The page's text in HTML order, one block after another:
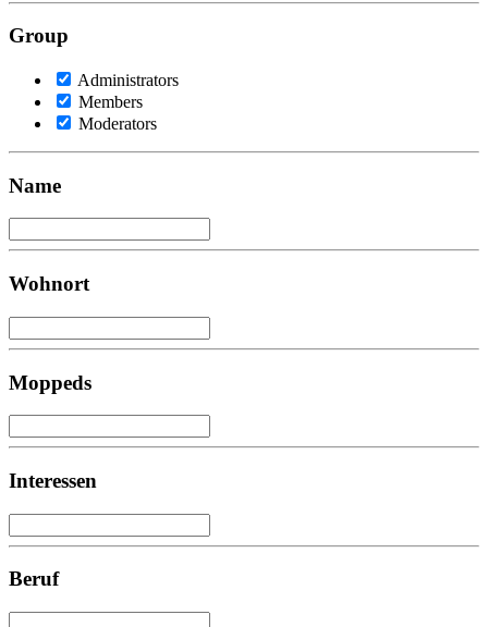
Group
Administrators
Members
Moderators
Name
Wohnort
Moppeds
Interessen
Beruf